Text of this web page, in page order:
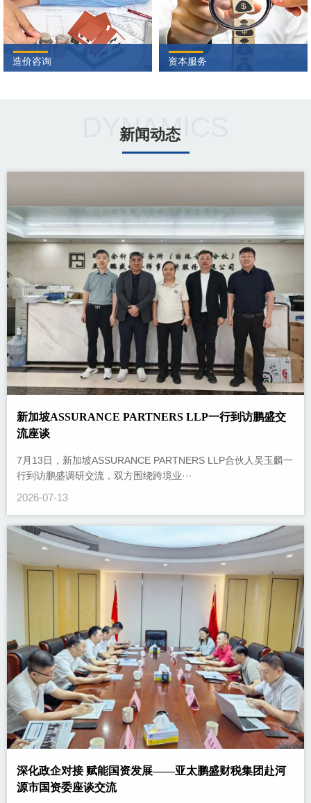
造价咨询 资本服务
DYNAMICS
新闻动态
新加坡ASSURANCE PARTNERS LLP一行到访鹏盛交
流座谈
7月13日，新加坡ASSURANCE PARTNERS LLP合伙人吴玉麟一
行到访鹏盛调研交流，双方围绕跨境业···
2026-07-13
深化政企对接 赋能国资发展——亚太鹏盛财税集团赴河
源市国资委座谈交流